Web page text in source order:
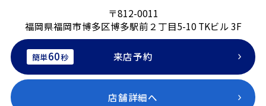
〒812-0011
福岡県福岡市博多区博多駅前２丁目5-10 TKビル 3F
簡単60秒 来店予約
店舗詳細へ